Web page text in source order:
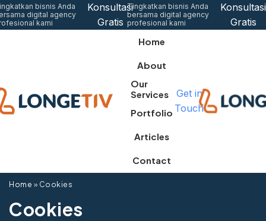
bisnis Anda
digital agency
kami
Konsultasi
Gratis
Tingkatkan bisnis Anda
bersama digital agency
profesional kami
Konsultasi
Gratis
Home
About
Our
Services
Portfolio
Articles
Contact
Get in
Touch
Home » Cookies
Cookies